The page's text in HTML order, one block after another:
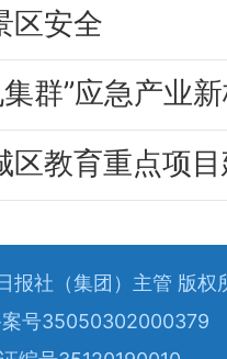
区安全
群”应急产业
区教育重点项
社（集团）主管 版权
号35050302000379